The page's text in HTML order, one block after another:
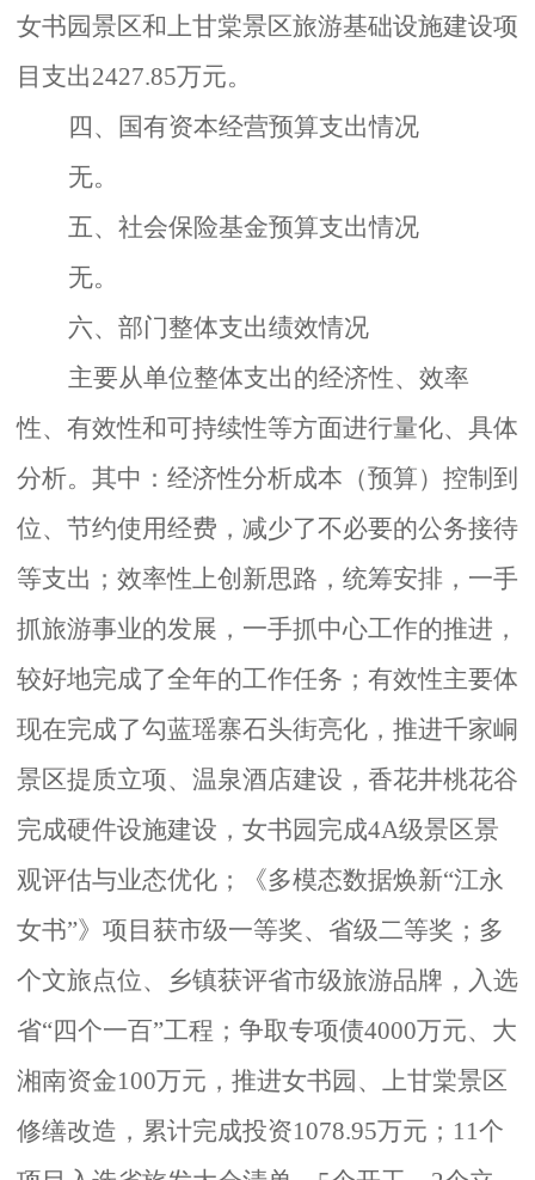
女书园景区和上甘棠景区旅游基础设施建设项
目支出2427.85万元。
四、国有资本经营预算支出情况
无。
五、社会保险基金预算支出情况
无。
六、部门整体支出绩效情况
主要从单位整体支出的经济性、效率
性、有效性和可持续性等方面进行量化、具体
分析。其中：经济性分析成本（预算）控制到
位、节约使用经费，减少了不必要的公务接待
等支出；效率性上创新思路，统筹安排，一手
抓旅游事业的发展，一手抓中心工作的推进，
较好地完成了全年的工作任务；有效性主要体
现在完成了勾蓝瑶寨石头街亮化，推进千家峒
景区提质立项、温泉酒店建设，香花井桃花谷
完成硬件设施建设，女书园完成4A级景区景
观评估与业态优化；《多模态数据焕新“江永
女书”》项目获市级一等奖、省级二等奖；多
个文旅点位、乡镇获评省市级旅游品牌，入选
省“四个一百”工程；争取专项债4000万元、大
湘南资金100万元，推进女书园、上甘棠景区
修缮改造，累计完成投资1078.95万元； 11个